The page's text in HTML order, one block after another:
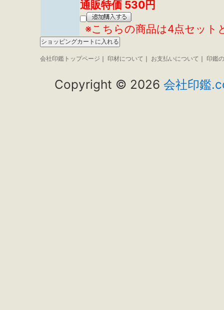
通販特価 530円
※こちらの商品は4点セット
会社印鑑トップページ ｜ 印材について ｜ お支払いについて ｜ 印鑑
Copyright © 2026 会社印鑑